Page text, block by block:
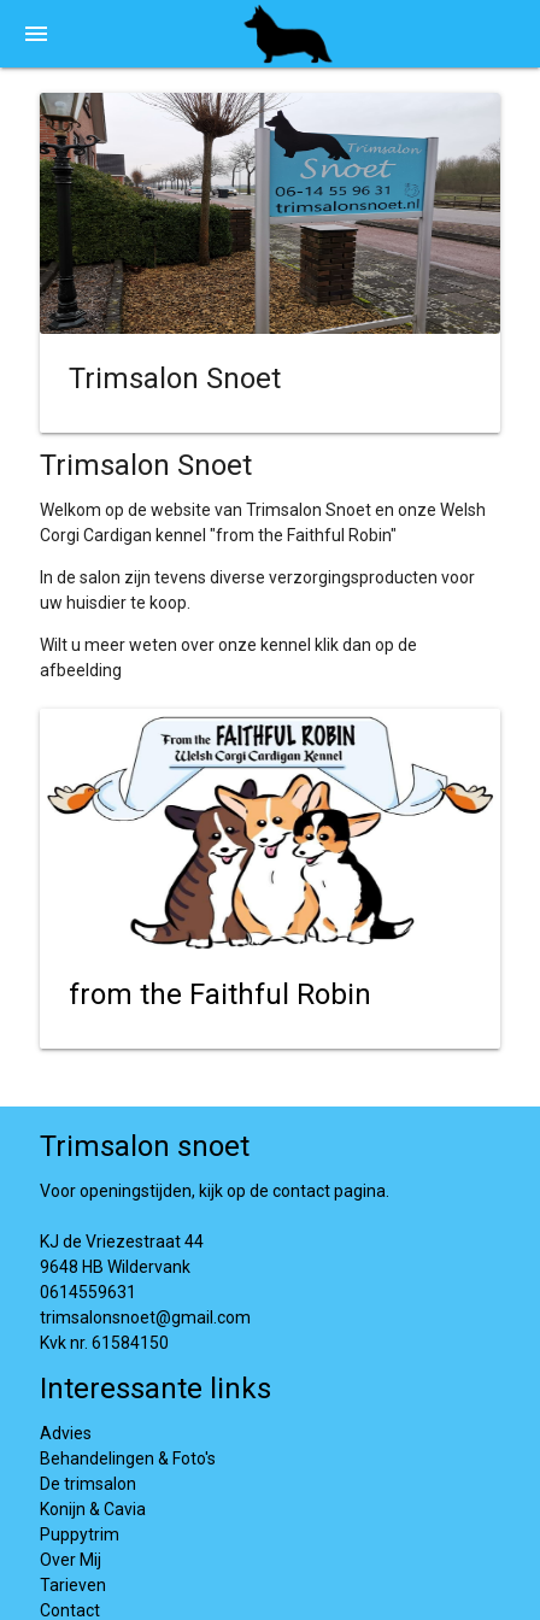
menu
Trimsalon Snoet
Trimsalon Snoet
Welkom op de website van Trimsalon Snoet en onze Welsh
Corgi Cardigan kennel "from the Faithful Robin"
In de salon zijn tevens diverse verzorgingsproducten voor
uw huisdier te koop.
Wilt u meer weten over onze kennel klik dan op de
afbeelding
from the Faithful Robin
Trimsalon snoet
Voor openingstijden, kijk op de contact pagina.
KJ de Vriezestraat 44
9648 HB Wildervank
0614559631
trimsalonsnoet@gmail.com
Kvk nr. 61584150
Interessante links
Advies
Behandelingen & Foto's
De trimsalon
Konijn & Cavia
Puppytrim
Over Mij
Tarieven
Contact